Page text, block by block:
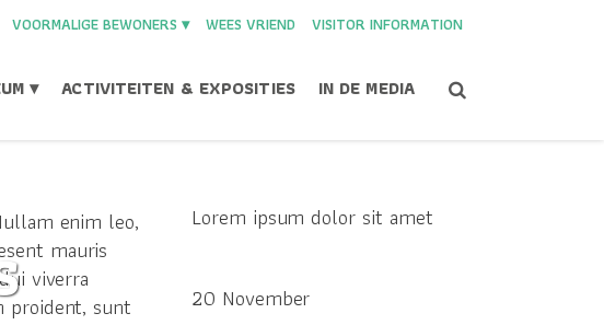
VOORMALIGE BEWONERS ▾ WEES VRIEND VISITOR INFORMATION
▾ ACTIVITEITEN & EXPOSITIES IN DE MEDIA
enim leo,
mauris
viverra
proident, sunt
Lorem ipsum dolor sit amet
20 November